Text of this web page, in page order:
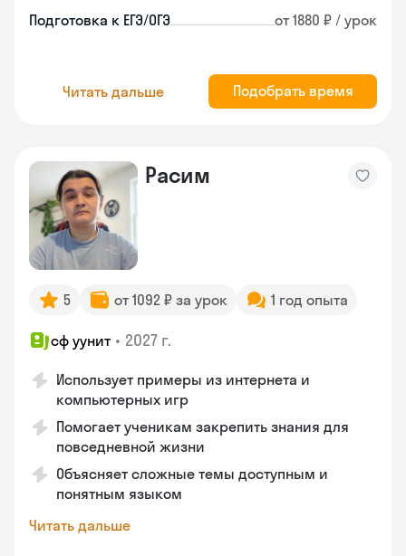
Подготовка к ЕГЭ/ОГЭ от 1880 ₽ / урок
Читать дальше Подобрать время
Расим
5 от 1092 ₽ за урок 1 год опыта
сф уунит • 2027 г.
Использует примеры из интернета и
компьютерных игр
Помогает ученикам закрепить знания для
повседневной жизни
Объясняет сложные темы доступным и
понятным языком
Читать дальше